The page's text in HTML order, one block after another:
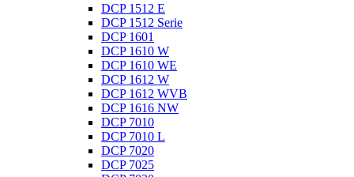
DCP 1512 E
DCP 1512 Serie
DCP 1601
DCP 1610 W
DCP 1610 WE
DCP 1612 W
DCP 1612 WVB
DCP 1616 NW
DCP 7010
DCP 7010 L
DCP 7020
DCP 7025